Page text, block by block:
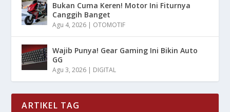
Bukan Cuma Keren! Motor Ini Fiturnya
Canggih Banget
Agu 4, 2026 | OTOMOTIF
Wajib Punya! Gear Gaming Ini Bikin Auto
GG
Agu 3, 2026 | DIGITAL
ARTIKEL TAG